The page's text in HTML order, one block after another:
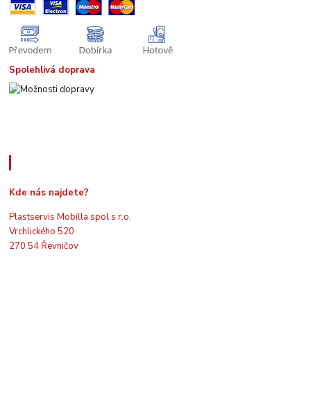
Spolehlivá doprava
Kde nás najdete?
Plastservis Mobilla spol.s r.o.
Vrchlického 520
270 54 Řevničov